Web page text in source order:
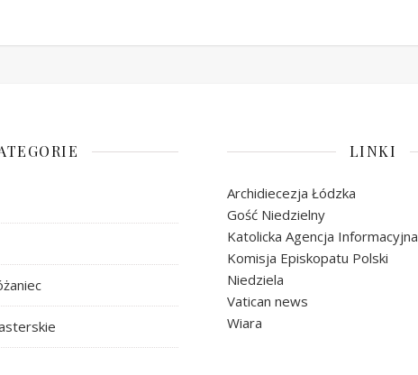
LINKI
Archidiecezja Łódzka
Gość Niedzielny
Katolicka Agencja Informacyjna
Komisja Episkopatu Polski
Niedziela
Vatican news
Wiara